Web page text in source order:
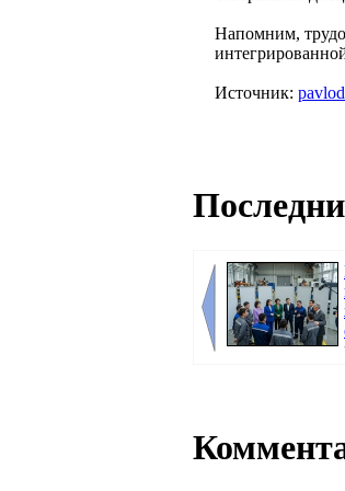
Напомним,
Источник: